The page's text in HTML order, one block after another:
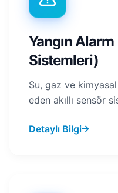
Yangın
Sistemleri)
Su, gaz ve kimyasal
eden akıllı sensör
Detaylı Bilgi